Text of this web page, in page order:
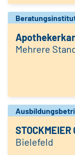
Mehrere
Bielefeld